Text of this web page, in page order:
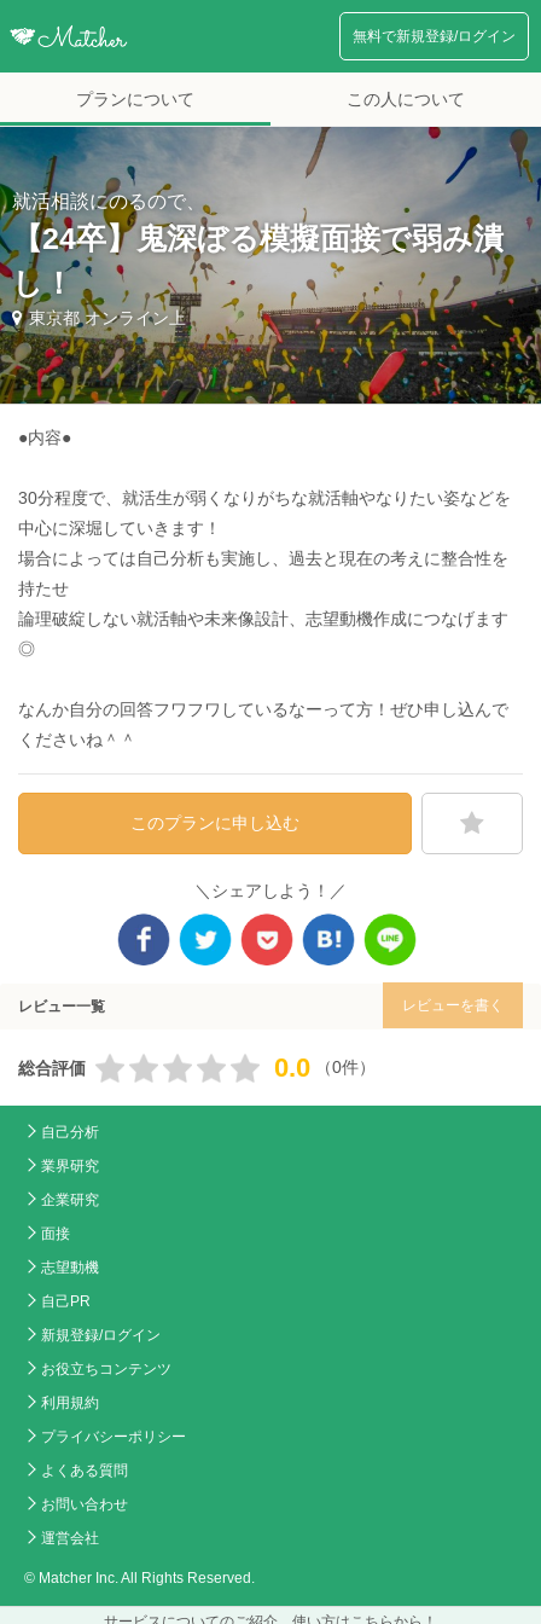
無料で新規登録/ログイン
プランについて この人について
就活相談にのるので、
【24卒】鬼深ぼる模擬面接で弱み潰
し！
東京都 オンライン上
●内容●
30分程度で、就活生が弱くなりがちな就活軸やなりたい姿などを
中心に深堀していきます！
場合によっては自己分析も実施し、過去と現在の考えに整合性を
持たせ
論理破綻しない就活軸や未来像設計、志望動機作成につなげます
◎
なんか自分の回答フワフワしているなーって方！ぜひ申し込んで
くださいね＾＾
このプランに申し込む
＼シェアしよう！／
レビュー一覧 レビューを書く
総合評価 0.0 （0件）
自己分析
業界研究
企業研究
面接
志望動機
自己PR
新規登録/ログイン
お役立ちコンテンツ
利用規約
プライバシーポリシー
よくある質問
お問い合わせ
運営会社
© Matcher Inc. All Rights Reserved.